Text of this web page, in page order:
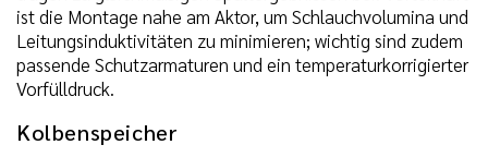
ist die Montage nahe am Aktor, um Schlauchvolumina und
Leitungsinduktivitäten zu minimieren; wichtig sind zudem
passende Schutzarmaturen und ein temperaturkorrigierter
Vorfülldruck.
Kolbenspeicher